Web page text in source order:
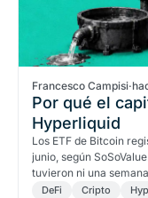
Francesco Campisi·
Por qué el
Hyperliquid
Los ETF de Bitcoin
junio, según
tuvieron ni una
DeFi Cripto